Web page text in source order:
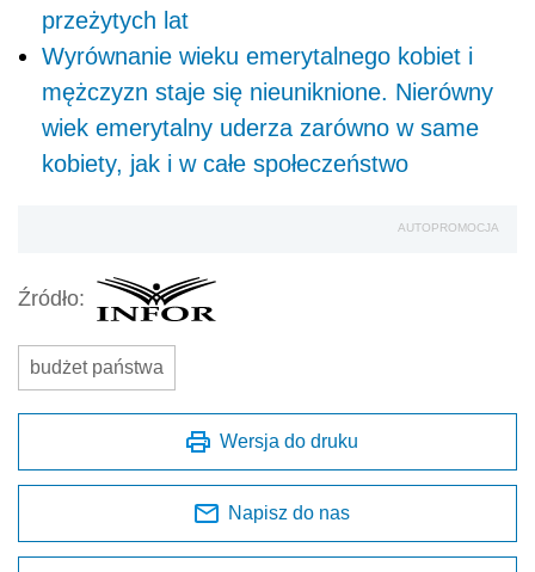
przeżytych lat
Wyrównanie wieku emerytalnego kobiet i
mężczyzn staje się nieuniknione. Nierówny
wiek emerytalny uderza zarówno w same
kobiety, jak i w całe społeczeństwo
AUTOPROMOCJA
Źródło:
budżet państwa
Wersja do druku
Napisz do nas